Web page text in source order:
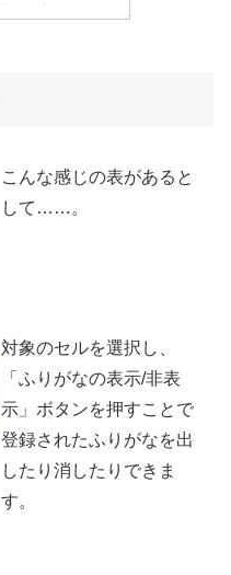
こんな感じの表があると
して……。
対象のセルを選択し、
「ふりがなの表示/非表
示」ボタンを押すことで
登録されたふりがなを出
したり消したりできま
す。